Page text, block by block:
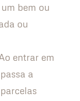
bem ou
ou
entrar em
a